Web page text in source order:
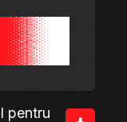
pentru